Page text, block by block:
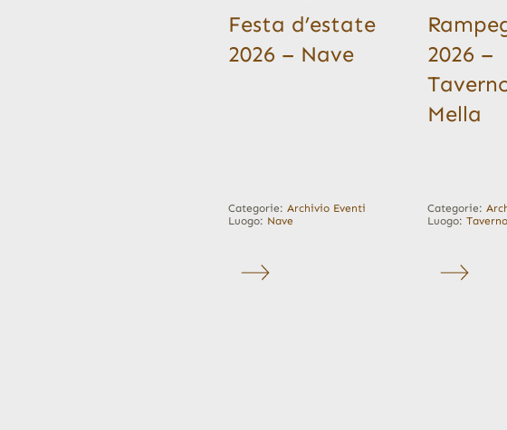
Festa d’estate
2026 – Nave
Categorie:Archivio Eventi
Luogo: Nave
2026 –
Mella
Categorie:
Luogo: